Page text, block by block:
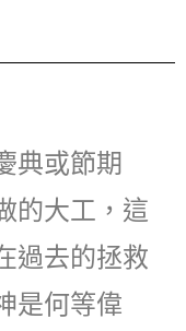
典或節期
的大工，這
過去的拯救
是何等偉